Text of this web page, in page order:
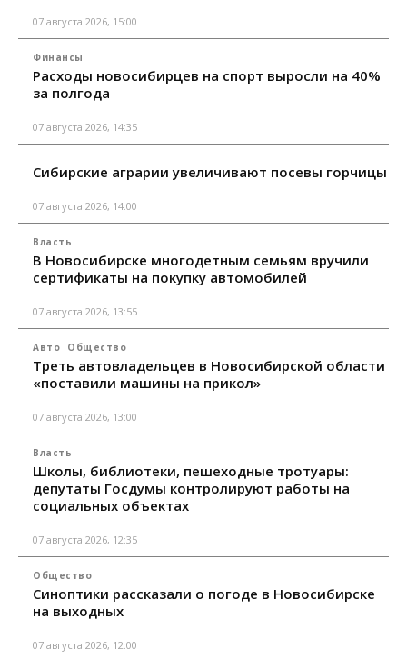
07 августа 2026, 15:00
Финансы
Расходы новосибирцев на спорт выросли на 40%
за полгода
07 августа 2026, 14:35
Сибирские аграрии увеличивают посевы горчицы
07 августа 2026, 14:00
Власть
В Новосибирске многодетным семьям вручили
сертификаты на покупку автомобилей
07 августа 2026, 13:55
Авто Общество
Треть автовладельцев в Новосибирской области
«поставили машины на прикол»
07 августа 2026, 13:00
Власть
Школы, библиотеки, пешеходные тротуары:
депутаты Госдумы контролируют работы на
социальных объектах
07 августа 2026, 12:35
Общество
Синоптики рассказали о погоде в Новосибирске
на выходных
07 августа 2026, 12:00